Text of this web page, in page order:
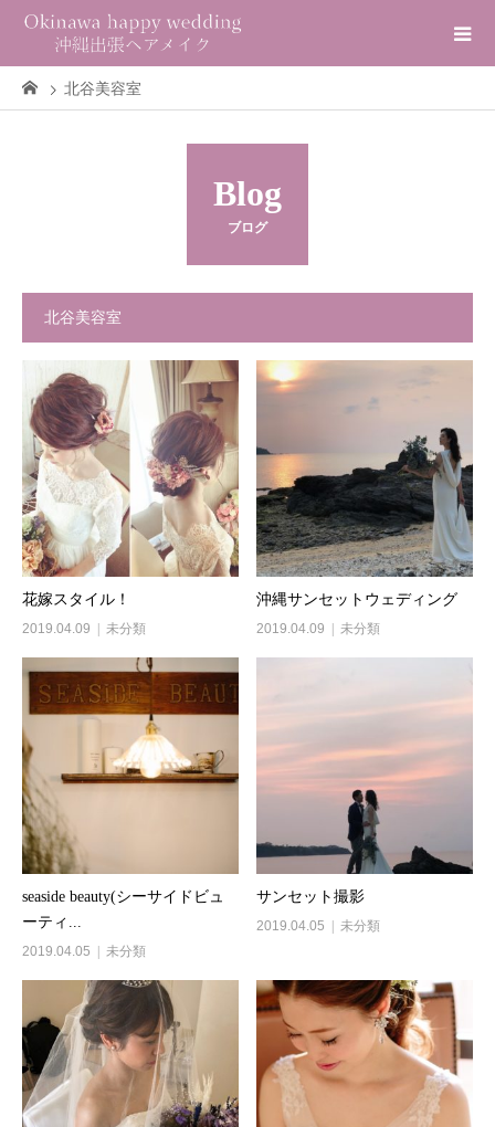
北谷美容室
Blog
ブログ
北谷美容室
花嫁スタイル！
2019.04.09 未分類
沖縄サンセットウェディング
2019.04.09 未分類
seaside beauty(シーサイドビュ
ーティ...
2019.04.05 未分類
サンセット撮影
2019.04.05 未分類